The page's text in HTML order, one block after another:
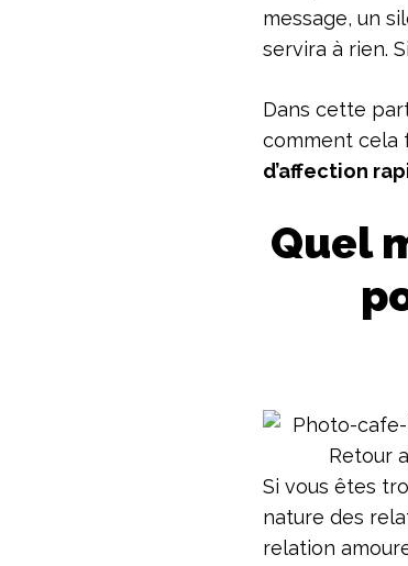
message, un
servira à rien.
Dans cette
comment cela
d’affection
Quel
Si vous êtes
nature des
relation